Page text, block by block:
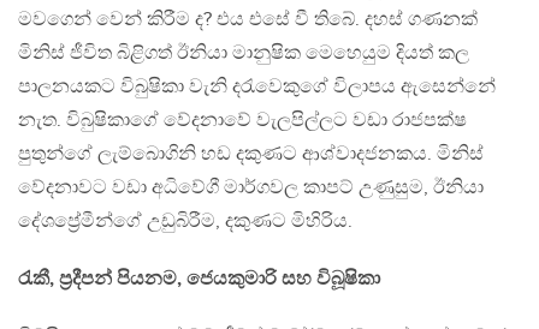
මවගෙන් වෙන් කිරීම ද? එය එසේ වී තිබේ. දහස් ගණනක්
මිනිස් ජීවිත බිළිගත් ඊනියා මානුෂික මෙහෙයුම දියත් කල
පාලනයකට විබුෂිකා වැනි දරැවෙකුගේ විලාපය ඇසෙන්නේ
නැත. විබුෂිකාගේ වේදනාවේ වැලපිල්ලට වඩා රාජපක්ෂ
පුතුන්ගේ ලැම්බොගිනි හඩ දකුණට ආශ්වාදජනකය. මිනිස්
වේදනාවට වඩා අධිවේගී මාර්ගවල කාපට් උණුසුම, ඊනියා
දේශප්‍රේමීන්ගේ උඩුබිරීම, දකුණට මිහිරිය.
රැකී, ප්‍රදීපන් පියනම, ජෙයකුමාරි සහ විබූෂිකා